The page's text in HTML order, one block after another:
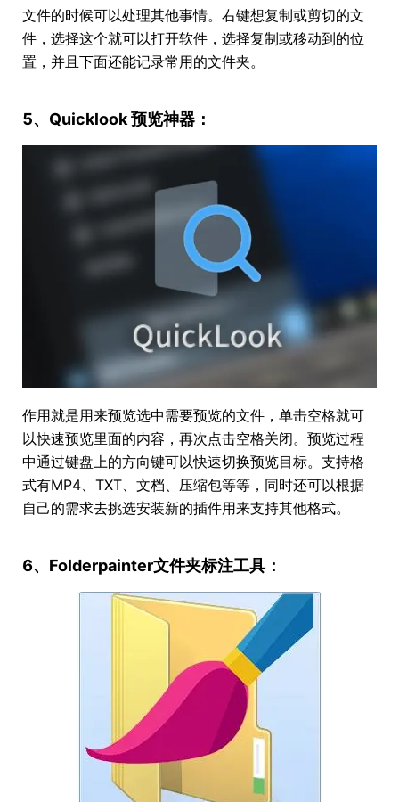
文件的时候可以处理其他事情。右键想复制或剪切的文
件，选择这个就可以打开软件，选择复制或移动到的位
置，并且下面还能记录常用的文件夹。
5、Quicklook 预览神器：
作用就是用来预览选中需要预览的文件，单击空格就可
以快速预览里面的内容，再次点击空格关闭。预览过程
中通过键盘上的方向键可以快速切换预览目标。支持格
式有MP4、TXT、文档、压缩包等等，同时还可以根据
自己的需求去挑选安装新的插件用来支持其他格式。
6、Folderpainter文件夹标注工具：